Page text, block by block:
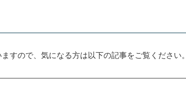
すので、気になる方は以下の記事をご覧ください。